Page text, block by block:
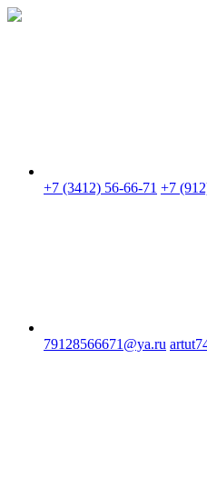
Skip
+7 (3412) 56-66-71 +7
79128566671@ya.ru